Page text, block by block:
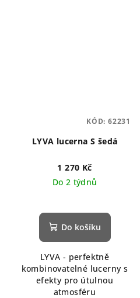
LYVA lucerna S šedá
1 270 Kč
Do 2 týdnů
Do košíku
LYVA - perfektně
kombinovatelné lucerny s
efekty pro útulnou
atmosféru
KÓD: 62231